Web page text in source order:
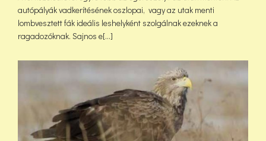
autópályák vadkerítésének oszlopai, vagy az utak menti
lombvesztett fák ideális leshelyként szolgálnak ezeknek a
ragadozóknak. Sajnos e[...]